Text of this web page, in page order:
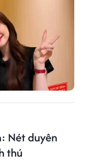
Nét duyên
thú